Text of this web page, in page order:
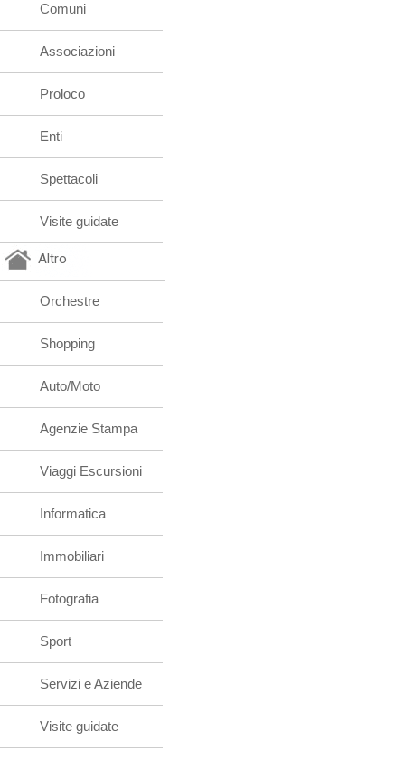
Comuni
Associazioni
Proloco
Enti
Spettacoli
Visite guidate
Altro
Orchestre
Shopping
Auto/Moto
Agenzie Stampa
Viaggi Escursioni
Informatica
Immobiliari
Fotografia
Sport
Servizi e Aziende
Visite guidate